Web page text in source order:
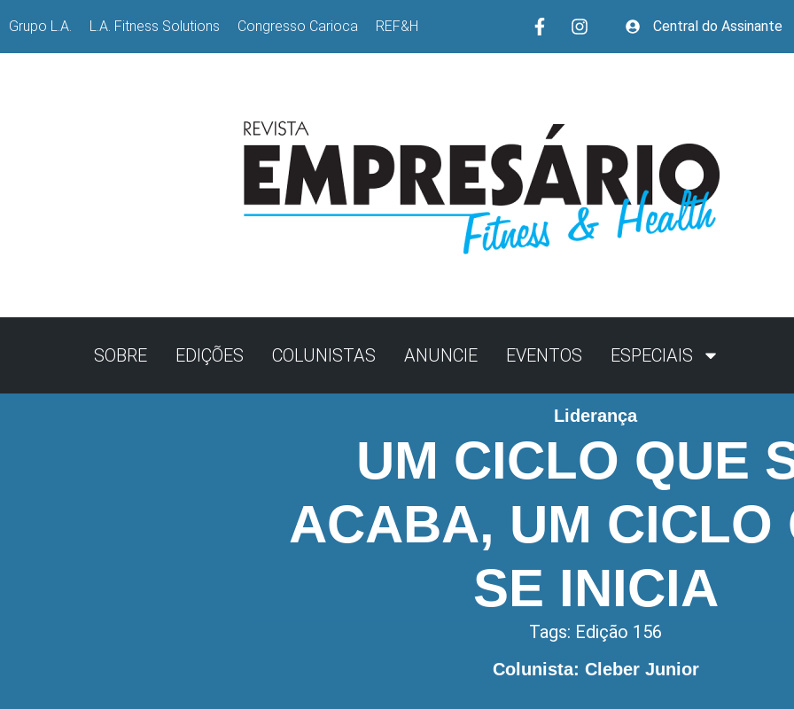
Grupo L.A. L.A. Fitness Solutions Congresso Carioca REF&H Central do Assinante
SOBRE EDIÇÕES COLUNISTAS ANUNCIE EVENTOS ESPECIAIS
Liderança
UM CICLO QUE
ACABA, UM CICLO
SE INICIA
Tags: Edição 156
Colunista: Cleber Junior